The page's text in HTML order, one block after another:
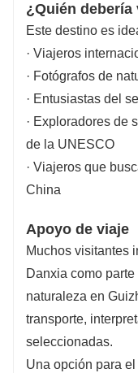
¿Quién
Este destino es
· Viajeros
· Fotógrafos de
· Entusiastas del
· Exploradores de
de la UNESCO
· Viajeros que
China
Apoyo de viaje
Muchos visitantes
Danxia como
naturaleza en
transporte,
seleccionadas.
Una opción para